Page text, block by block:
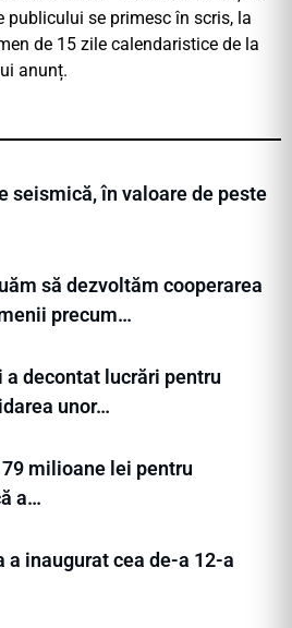
se primesc în scris, la
de 15 zile calendaristice de la
anunț.
seismică, în valoare de peste
să dezvoltăm cooperarea
precum…
decontat lucrări pentru
unor…
milioane lei pentru
a…
inaugurat cea de-a 12-a